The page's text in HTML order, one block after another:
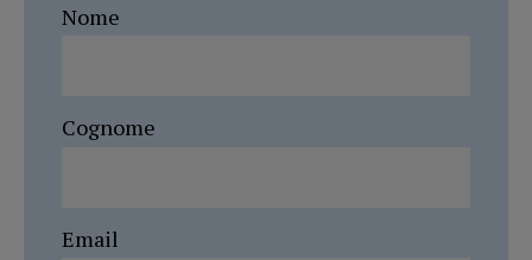
Nome
Cognome
Email